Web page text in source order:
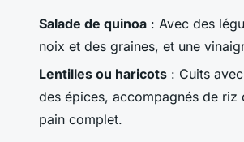
Salade de quinoa : Avec des
noix et des graines, et une
Lentilles ou haricots : Cuits
des épices, accompagnés de riz
pain complet.